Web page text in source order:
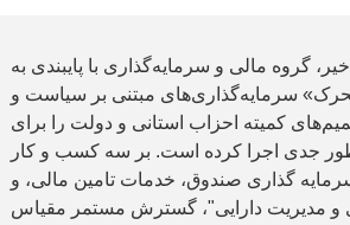
گروه مالی و سرمایه‌گذاری با پایبندی به
سرمایه‌گذاری‌های مبتنی بر سیاست و
کمیته احزاب استانی و دولت را برای
جدی اجرا کرده است. بر سه کسب و کار
گذاری صندوق، خدمات تامین مالی، و
و مدیریت دارایی"، گسترش مستمر مقیاس